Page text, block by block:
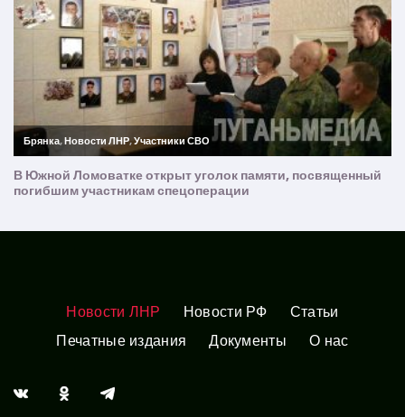
Новости ЛНР Новости РФ
Статьи
Печатные издания
Документы О нас